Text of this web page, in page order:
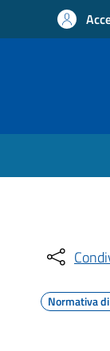
Normativa